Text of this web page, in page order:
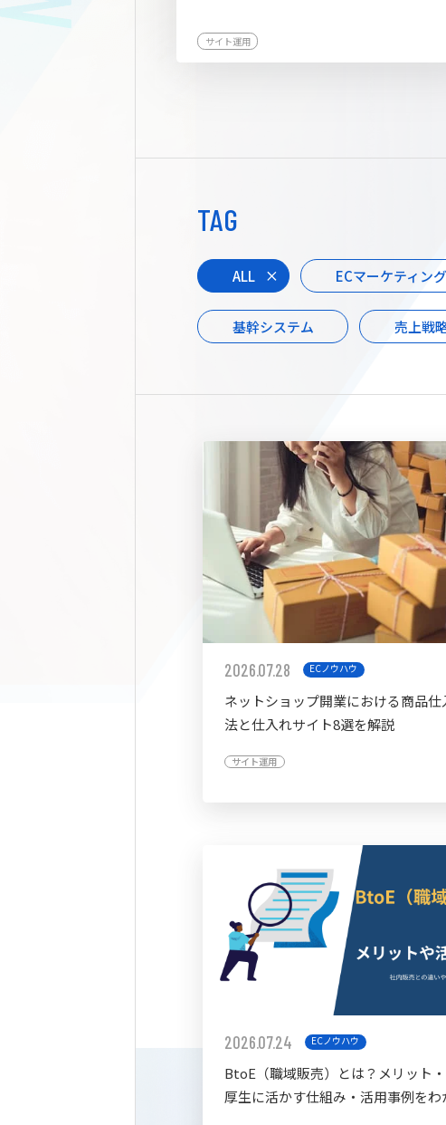
サイト運用
TAG
ALL ECマーケティング
基幹システム 売上戦
2026.07.28 ECノウハウ
ネットショップ開業における商品仕
法と仕入れサイト8選を解説
サイト運用
2026.07.24 ECノウハウ
BtoE（職域販売）とは？メリット
厚生に活かす仕組み・活用事例をわ